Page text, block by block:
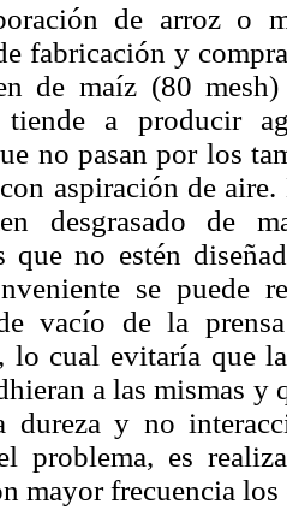
de arroz o
fabricación y
de maíz (80
a producir
no pasan por los
aspiración de
desgrasado de
que no estén
se puede
vacío de la
lo cual evitaría que
a las mismas y
dureza y no
problema, es
mayor frecuencia los